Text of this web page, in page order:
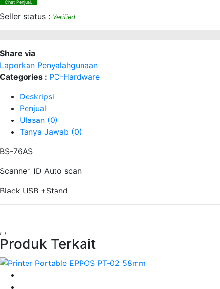
Chat Penjual.
Seller status : Verified
Share via
Laporkan Penyalahgunaan
Categories : PC-Hardware
Deskripsi
Penjual
Ulasan (0)
Tanya Jawab (0)
BS-76AS
Scanner 1D Auto scan
Black USB +Stand
, ,
Produk Terkait